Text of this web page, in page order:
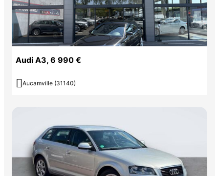
Audi A3, 6 990 €
 Aucamville (31140)